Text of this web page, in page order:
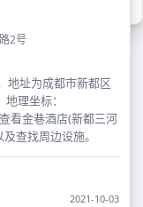
2号
地址为成都市新都区
理坐标：
看金巷酒店(新都三河
查找周边设施。
2021-10-03